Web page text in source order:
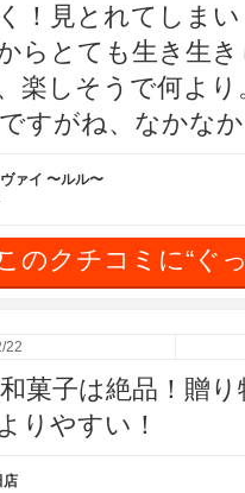
！見とれてしま
らとても生き生
楽しそうで何よ
すがね、なかな
ァイ 〜ルル〜
のクチコミに“ぐ
22
菓子は絶品！贈
りやすい！
店